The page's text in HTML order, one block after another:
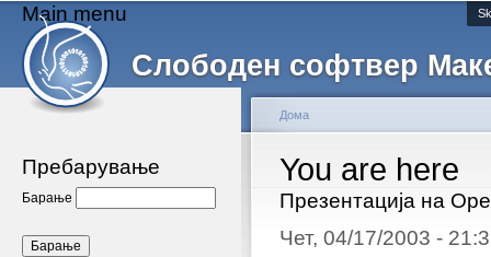
Слободен софтвер
Main menu
Пребарување
Барање
You are here
Дома
Презентација на
Чет, 04/17/2003 -